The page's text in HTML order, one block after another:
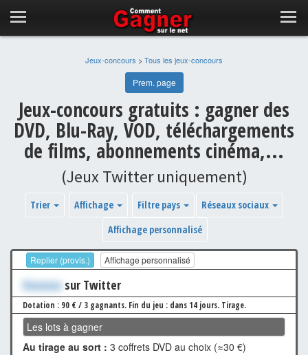
Jeux-concours > Tous les jeux-concours
Prem. page
Jeux-concours gratuits : gagner des
DVD, Blu-Ray, VOD, téléchargements
de films, abonnements cinéma,...
(Jeux Twitter uniquement)
Trier Affichage Filtre pays
Réseaux sociaux
Affichage personnalisé
Replier (provis.) Affichage personnalisé
Xxxxxxx sur Twitter
Dotation : 90 € / 3 gagnants. Fin du jeu : dans 14 jours. Tirage.
Les lots à gagner
Au tirage au sort : 3 coffrets DVD au choix (≈30 €)